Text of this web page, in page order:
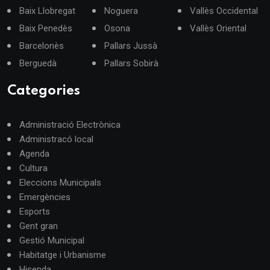
Baix Llobregat
Baix Penedès
Barcelonès
Berguedà
Noguera
Osona
Pallars Jussà
Pallars Sobirà
Vallès Occidental
Vallès Oriental
Categories
Administració Electrònica
Administracó local
Agenda
Cultura
Eleccions Municipals
Emergències
Esports
Gent gran
Gestió Municipal
Habitatge i Urbanisme